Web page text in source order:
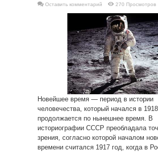
Оставить комментарий 270 Просмотров
Новейшее время — период в истории
человечества, который начался в
продолжается по нынешнее время. В
историографии СССР преобладала
зрения, согласно которой началом
времени считался 1917 год, когда в